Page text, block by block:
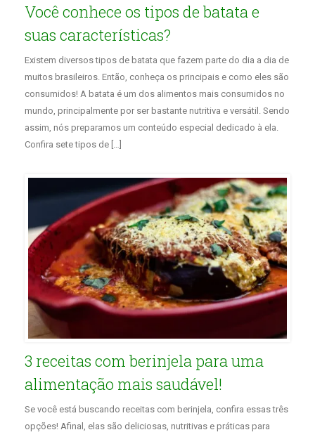
Você conhece os tipos de batata e
suas características?
Existem diversos tipos de batata que fazem parte do dia a dia de
muitos brasileiros. Então, conheça os principais e como eles são
consumidos! A batata é um dos alimentos mais consumidos no
mundo, principalmente por ser bastante nutritiva e versátil. Sendo
assim, nós preparamos um conteúdo especial dedicado à ela.
Confira sete tipos de […]
3 receitas com berinjela para uma
alimentação mais saudável!
Se você está buscando receitas com berinjela, confira essas três
opções! Afinal, elas são deliciosas, nutritivas e práticas para